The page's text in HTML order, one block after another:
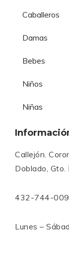
Caballeros
Damas
Bebes
Niños
Niñas
Callejón.
Doblado, Gto.
432-744-
Lunes –